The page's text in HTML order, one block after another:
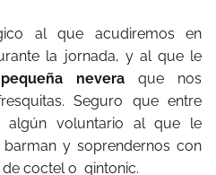
al que acudiremos en
la jornada, y al que le
nevera que nos
Seguro que entre
algún voluntario al que le
y soprendernos con
coctel o gintonic.